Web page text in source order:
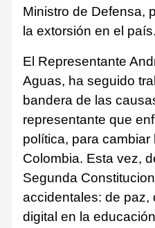
Ministro de Defensa,
la extorsión en el país.
El Representante
Aguas, ha seguido
bandera de las
representante que
política, para cambiar
Colombia. Esta vez,
Segunda
accidentales: de paz,
digital en la